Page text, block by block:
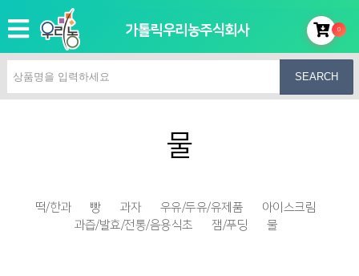
가톨릭우리농주식회사 0
SEARCH
물
떡/한과 빵 과자 우유/두유/유제품
아이스크림
과즙/발효/전통/음용식초
잼/푸딩 물